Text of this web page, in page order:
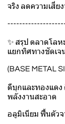
จริง ลดความเสี่ย
✨ สรุป ตลาดโล
แยกทิศทางชัดเจ
(BASE METAL
ดีบุกและทองแดง
พลังงานสะอาด
อลูมิเนียม ฟื้นตัว